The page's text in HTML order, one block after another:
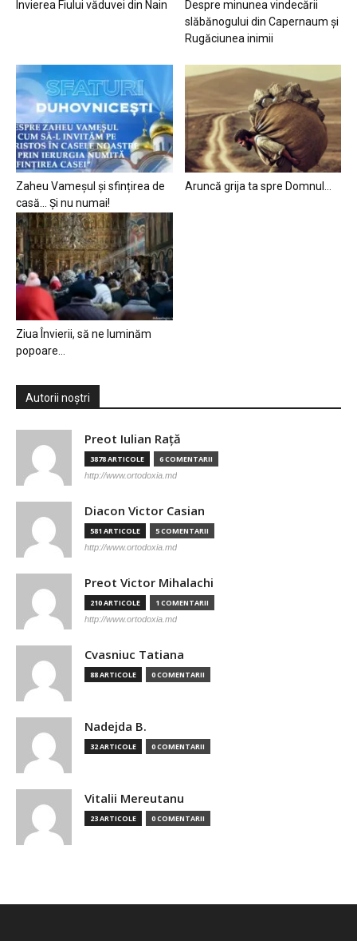
Învierea Fiului văduvei din Nain
Despre minunea vindecării
slăbănogului din Capernaum și
Rugăciunea inimii
Zaheu Vameșul și sfințirea de
casă… Și nu numai!
Aruncă grija ta spre Domnul…
Ziua Învierii, să ne luminăm
popoare…
Autorii noștri
Preot Iulian Raţă
3878 ARTICOLE 6 COMENTARII
http://www.ortodoxia.md
Diacon Victor Casian
581 ARTICOLE 5 COMENTARII
http://www.ortodoxia.md
Preot Victor Mihalachi
210 ARTICOLE 1 COMENTARII
http://www.ortodoxia.md
Cvasniuc Tatiana
88 ARTICOLE 0 COMENTARII
Nadejda B.
32 ARTICOLE 0 COMENTARII
Vitalii Mereutanu
23 ARTICOLE 0 COMENTARII